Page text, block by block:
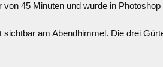
45 Minuten und wurde in Photoshop
am Abendhimmel. Die drei